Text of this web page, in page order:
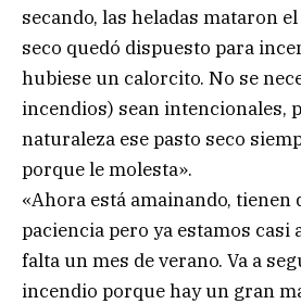
secando, las heladas mataron
seco quedó dispuesto para
hubiese un calorcito. No se
incendios) sean intencionales,
naturaleza ese pasto seco
porque le molesta».
«Ahora está amainando, tienen
paciencia pero ya estamos casi
falta un mes de verano. Va a
incendio porque hay un gran